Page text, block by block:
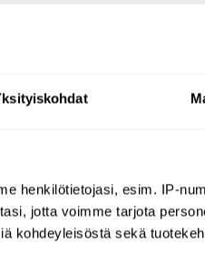
henkilötietojasi, esim. IP-
jotta voimme tarjota
kohdeyleisöstä sekä
fit.
supply.